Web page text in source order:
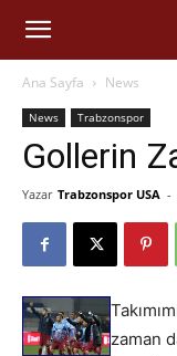
Ana Sayfa News
News Trabzonspor
Gollerin
Yazar Trabzonspor USA -
zaman